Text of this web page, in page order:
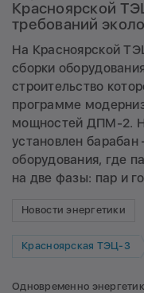
Красноярской
требований
На Красноярской
сборки
строительство
программе
мощностей ДПМ-2.
установлен
оборудования, где
на две фазы: пар и
Новости энергетики
Красноярская ТЭЦ-3
Одновременно